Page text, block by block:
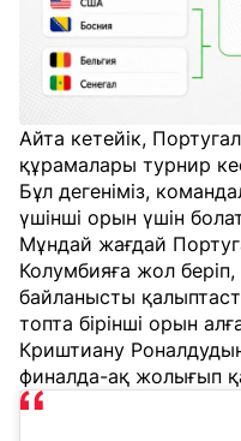
Айта кетейік,
құрамалары турнир
Бұл дегеніміз,
үшінші орын үшін
Мұндай жағдай
Колумбияға жол
байланысты
топта бірінші орын
Криштиану
финалда-ақ жолығып